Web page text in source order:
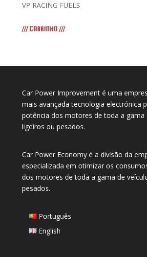
VP RACING FUELS
/// CARRINHO ///
Car Power Improvement é uma
mais avançada tecnologia electrónica
potência dos motores de toda a gama
ligeiros ou pesados.
Car Power Economy é a divisão da
especializada em otimizar os
dos motores de toda a gama de
pesados.
Português
English